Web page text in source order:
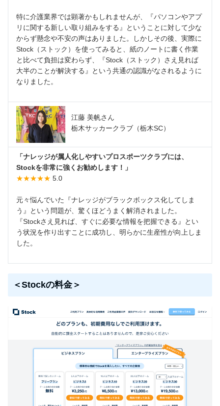
特に介護業界では顕著かもしれませんが、『パソコンやアプ
リに関する新しい取り組みをする』ということに対して少な
からず懸念や不安の声はありました。しかしその後、実際に
Stock（ストック）を使ってみると、紙のノートに書く作業
と比べて負担は変わらず、『Stock（ストック）さえ見れば
大半のことが解決する』という共通の認識がなされるように
なりました。
江藤 美帆さん
栃木サッカークラブ（栃木SC）
「ナレッジが属人化しやすいプロスポーツクラブには、
Stockを非常に強くお勧めします！」
★★★★★ 5.0
元々悩んでいた『ナレッジがブラックボックス化してしま
う』という問題が、驚くほどうまく解消されました。
『Stockさえ見れば、すぐに必要な情報を把握できる』とい
う状況を作り出すことに成功し、明らかに生産性が向上しま
した。
＜Stockの料金＞